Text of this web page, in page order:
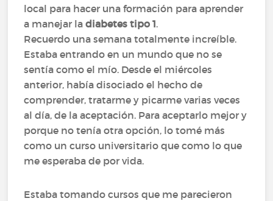
local para hacer una formación para aprender
a manejar ladiabetes tipo 1.
Recuerdo una semana totalmente increíble.
Estaba entrando en un mundo que no se
sentía como el mío. Desde el miércoles
anterior, había disociado el hecho de
comprender, tratarme y picarme varias veces
al día, de la aceptación. Para aceptarlo mejor y
porque no tenía otra opción, lo tomé más
como un curso universitario que como lo que
me esperaba de por vida.
Estaba tomando cursos que me parecieron